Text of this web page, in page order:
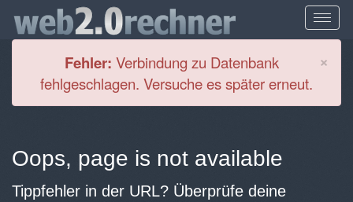
×
Fehler: Verbindung zu Datenbank
fehlgeschlagen. Versuche es später erneut.
Oops, page is not available
Tippfehler in der URL? Überprüfe deine